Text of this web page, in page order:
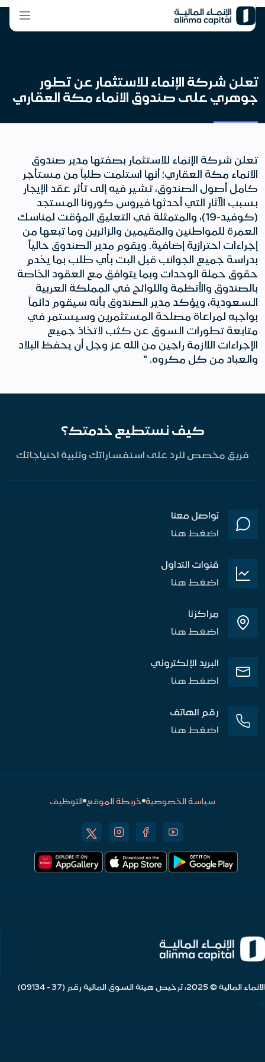
تعلن شركة الإنماء للاستثمار عن تطور
جوهري على صندوق الانماء مكة العقاري
تعلن شركة الإنماء للاستثمار بصفتها مدير صندوق
الانماء مكة العقاري؛ أنها استلمت طلباً من مستأجر
كامل أصول الصندوق، تشير فيه إلى تأثر عقد الإيجار
بسبب الآثار التي أحدثها فيروس كورونا المستجد
(كوفيد-19)، والمتمثلة في التعليق المؤقت لمناسك
العمرة للمواطنين والمقيمين والزائرين وما تبعها من
إجراءات احترازية إضافية. ويقوم مدير الصندوق حالياً
بدراسة جميع الجوانب قبل البت بأي طلب بما يخدم
حقوق حملة الوحدات وبما يتوافق مع العقود الخاصة
بالصندوق والأنظمة واللوائح في المملكة العربية
السعودية، ويؤكد مدير الصندوق بأنه سيقوم دائماً
بواجبه لمراعاة مصلحة المستثمرين وسيستمر في
متابعة تطورات السوق عن كثب لاتخاذ جميع
الإجراءات اللازمة راجين من الله عز وجل أن يحفظ البلاد
والعباد من كل مكروه. "
كيف نستطيع خدمتك؟
فريق مخصص للرد على استفساراتك وتلبية احتياجاتك
تواصل معنا
اضغط هنا
قنوات التداول
اضغط هنا
مراكزنا
اضغط هنا
البريد الإلكتروني
اضغط هنا
رقم الهاتف
اضغط هنا
سياسة الخصوصية خريطة الموقع التوظيف
الانماء المالية © 2025، ترخيص هيئة السوق المالية رقم (37 - 09134)